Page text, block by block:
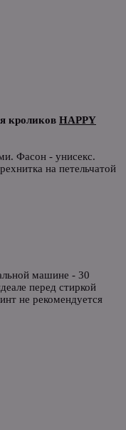
кроликов HAPPY
Фасон - унисекс.
на петельчатой
машине - 30
перед стиркой
не рекомендуется